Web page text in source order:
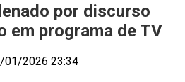
por discurso
em programa de TV
01/2026 23:34